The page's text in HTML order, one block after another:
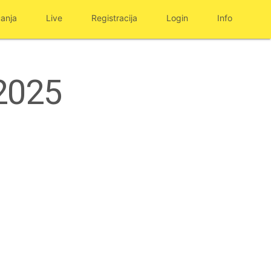
Live Registracija Login Info